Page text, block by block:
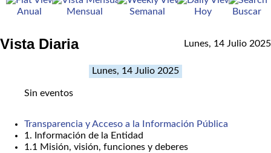
Anual Mensual Semanal Hoy Buscar
Vista Diaria Lunes, 14 Julio 2025
Lunes, 14 Julio 2025
Sin eventos
Transparencia y Acceso a la Información Pública
1. Información de la Entidad
1.1 Misión, visión, funciones y deberes